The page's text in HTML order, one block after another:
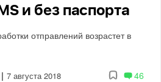
и без паспорта
отправлений возрастет в
| 7 августа 2018 46